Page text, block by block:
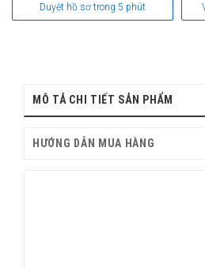
Duyệt hồ sơ trong 5 phút
MÔ TẢ CHI TIẾT SẢN PHẨM
HƯỚNG DẪN MUA HÀNG